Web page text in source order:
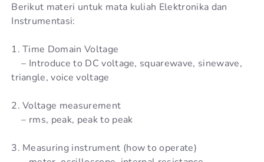
Berikut materi untuk mata kuliah Elektronika dan
Instrumentasi:
1. Time Domain Voltage
– Introduce to DC voltage, squarewave, sinewave,
triangle, voice voltage
2. Voltage measurement
– rms, peak, peak to peak
3. Measuring instrument (how to operate)